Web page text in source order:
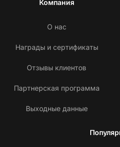
Компания
О нас
Награды и сертификаты
Отзывы клиентов
Партнерская программа
Выходные данные